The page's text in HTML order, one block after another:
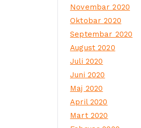
Novembar 2020
Oktobar 2020
Septembar 2020
August 2020
Juli 2020
Juni 2020
Maj 2020
April 2020
Mart 2020